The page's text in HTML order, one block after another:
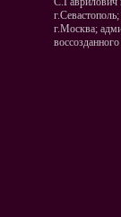
г.Москва;